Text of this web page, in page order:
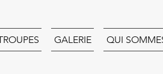
GALERIE QUI